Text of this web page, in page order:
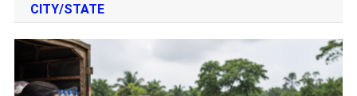
CITY/STATE